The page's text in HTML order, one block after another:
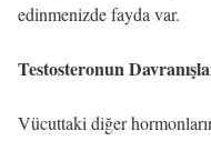
edinmenizde fayda var.
Testosteronun
Vücuttaki diğer